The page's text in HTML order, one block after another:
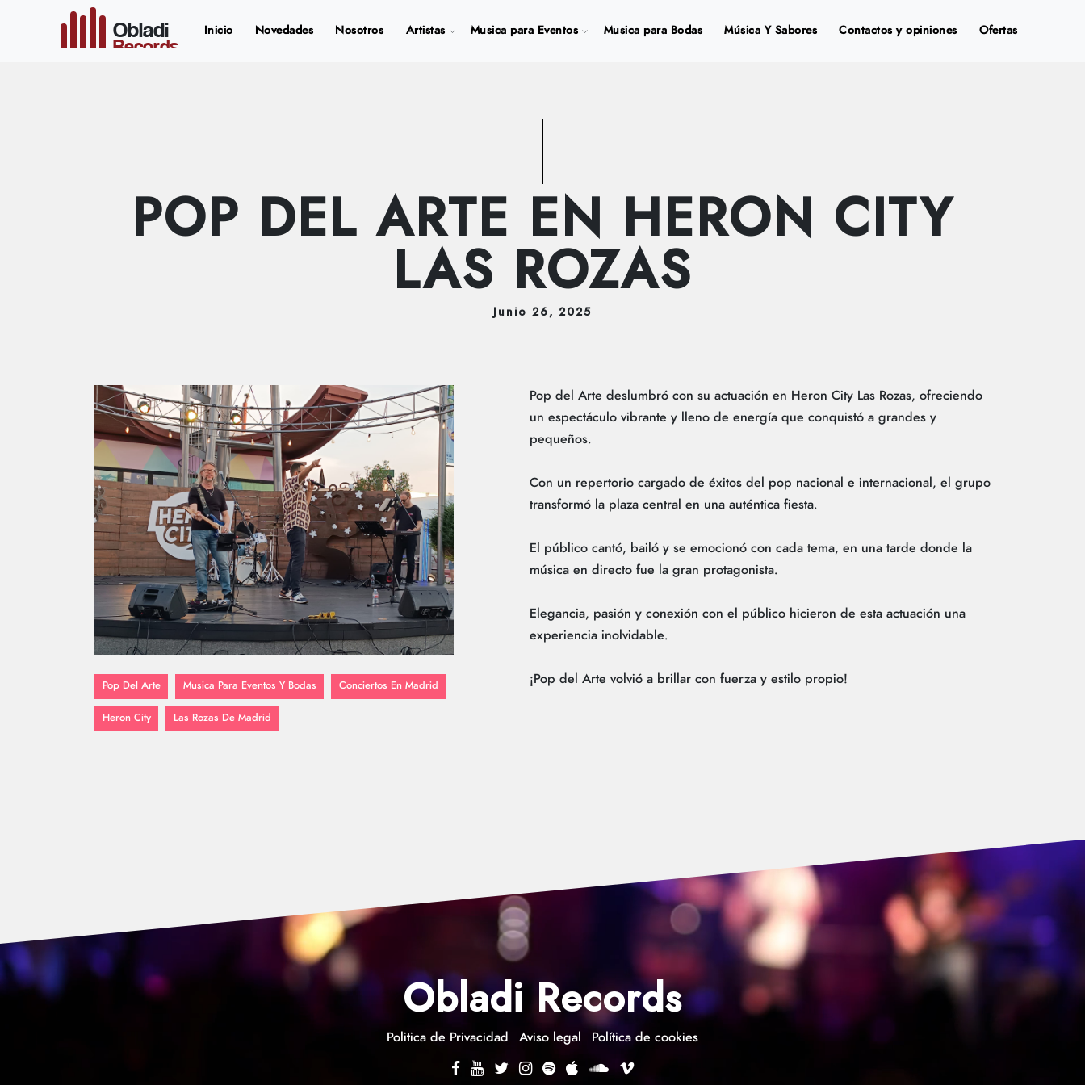
Obladi
Records Inicio(current)Novedades Nosotros Artistas Musica para Eventos Musica para Bodas Música Y Sabores Contactos y opiniones Ofertas
POP DEL ARTE EN HERON CITY
LAS ROZAS
Junio 26, 2025
Pop Del Arte Musica Para Eventos Y Bodas Conciertos En Madrid
Heron City Las Rozas De Madrid
Pop del Arte deslumbró con su actuación en Heron City Las Rozas, ofreciendo
un espectáculo vibrante y lleno de energía que conquistó a grandes y
pequeños.
Con un repertorio cargado de éxitos del pop nacional e internacional, el grupo
transformó la plaza central en una auténtica fiesta.
El público cantó, bailó y se emocionó con cada tema, en una tarde donde la
música en directo fue la gran protagonista.
Elegancia, pasión y conexión con el público hicieron de esta actuación una
experiencia inolvidable.
¡Pop del Arte volvió a brillar con fuerza y estilo propio!
Obladi Records
Politica de Privacidad Aviso legal Política de cookies